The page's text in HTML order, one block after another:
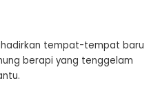
tempat-tempat baru
berapi yang tenggelam